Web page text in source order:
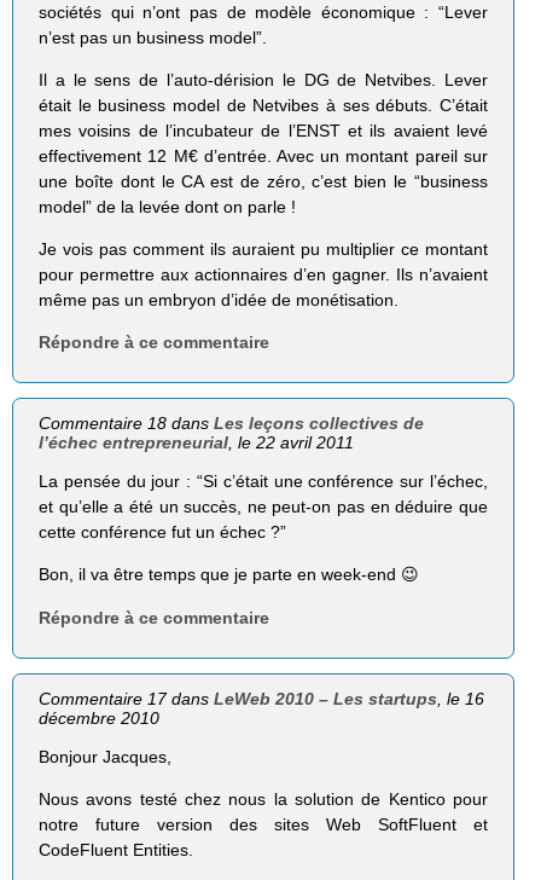
socié­tés qui n’ont pas de modèle écono­mique : “Lever
n’est pas un busi­ness model”.
Il a le sens de l’auto-dérision le DG de Netvibes. Lever
était le business model de Netvibes à ses débuts. C’était
mes voisins de l’incubateur de l’ENST et ils avaient levé
effectivement 12 M€ d’entrée. Avec un montant pareil sur
une boîte dont le CA est de zéro, c’est bien le “business
model” de la levée dont on parle !
Je vois pas comment ils auraient pu multiplier ce montant
pour permettre aux actionnaires d’en gagner. Ils n’avaient
même pas un embryon d’idée de monétisation.
Répondre à ce commentaire
Commentaire 18 dansLes leçons collectives de
l’échec entrepreneurial, le 22 avril 2011
La pensée du jour : “Si c’était une conférence sur l’échec,
et qu’elle a été un succès, ne peut-on pas en déduire que
cette conférence fut un échec ?”
Bon, il va être temps que je parte en week-end 😉
Répondre à ce commentaire
Commentaire 17 dansLeWeb 2010 – Les startups , le 16
décembre 2010
Bonjour Jacques,
Nous avons testé chez nous la solution de Kentico pour
notre future version des sites Web SoftFluent et
CodeFluent Entities.